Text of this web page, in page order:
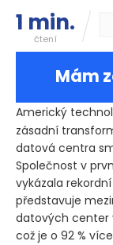
1 min.
čtení
Mám
Americký
zásadní
datová centra
Společnost v
vykázala
představuje
datových center
což je o 92 %